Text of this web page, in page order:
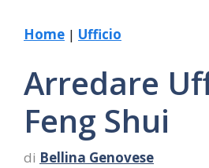
Home | Ufficio
Arredare
Feng Shui
di Bellina Genovese